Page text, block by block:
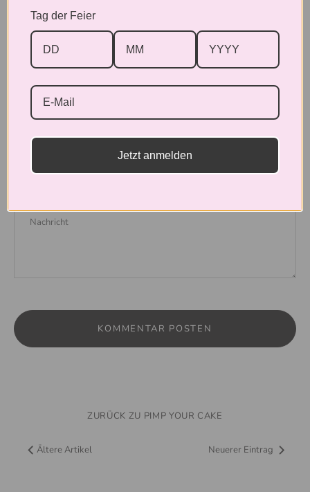
Teilen Pinnen
Hinterlassen Sie einen Kommentar
ZURÜCK ZU PIMP YOUR CAKE
Ältere Artikel Neuerer Eintrag
Tag der Feier
Jetzt anmelden